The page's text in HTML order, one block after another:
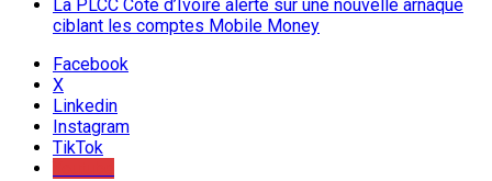
La PLCC Côte d’Ivoire alerte sur une nouvelle arnaque
ciblant les comptes Mobile Money
Facebook
X
Linkedin
Instagram
TikTok